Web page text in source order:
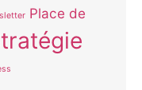
Place de